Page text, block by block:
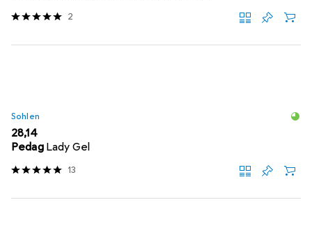
2
Sohlen
EUR
28,14
Pedag Lady Gel
13